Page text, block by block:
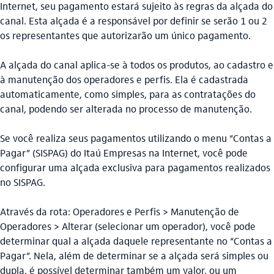
Internet, seu pagamento estará sujeito às regras da alçada do
canal. Esta alçada é a responsável por definir se serão 1 ou 2
os representantes que autorizarão um único pagamento.
A alçada do canal aplica-se à todos os produtos, ao cadastro e
à manutenção dos operadores e perfis. Ela é cadastrada
automaticamente, como simples, para as contratações do
canal, podendo ser alterada no processo de manutenção.
Se você realiza seus pagamentos utilizando o menu “Contas a
Pagar” (SISPAG) do Itaú Empresas na Internet, você pode
configurar uma alçada exclusiva para pagamentos realizados
no SISPAG.
Através da rota: Operadores e Perfis > Manutenção de
Operadores > Alterar (selecionar um operador), você pode
determinar qual a alçada daquele representante no “Contas a
Pagar”. Nela, além de determinar se a alçada será simples ou
dupla, é possível determinar também um valor, ou um